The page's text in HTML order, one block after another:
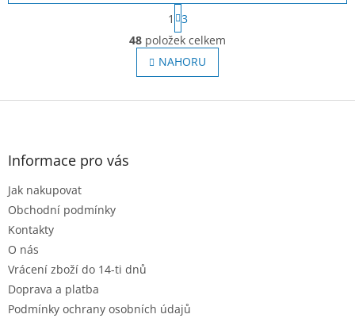
O
v
l
á
u
S
t
r
á
n
k
v
1
3
48 položek celkem
NAHORU
Z
Informace pro vás
Jak nakupovat
Obchodní podmínky
Kontakty
O nás
Vrácení zboží do 14-ti dnů
Doprava a platba
Podmínky ochrany osobních údajů